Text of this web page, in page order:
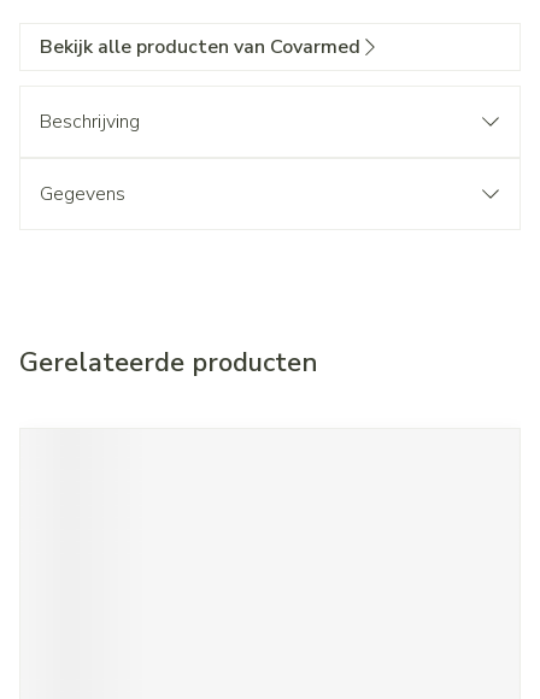
Bekijk alle producten van Covarmed
Beschrijving
Gegevens
Gerelateerde producten